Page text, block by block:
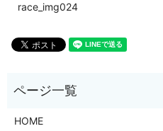
race_img024
HOME